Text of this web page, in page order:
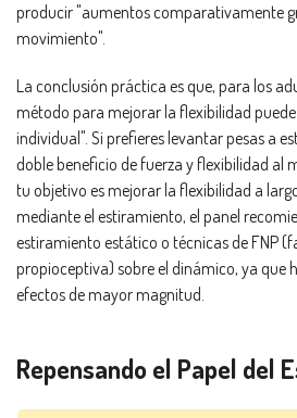
producir "aumentos comparativamente
movimiento".
La conclusión práctica es que, para los
método para mejorar la flexibilidad
individual". Si prefieres levantar pesas a
doble beneficio de fuerza y flexibilidad al
tu objetivo es mejorar la flexibilidad a
mediante el estiramiento, el panel
estiramiento estático o técnicas de FNP
propioceptiva) sobre el dinámico, ya que
efectos de mayor magnitud.
Repensando el Papel del